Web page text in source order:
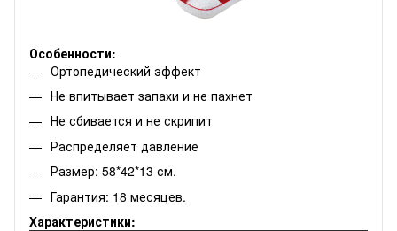
Особенности:
Ортопедический эффект
Не впитывает запахи и не пахнет
Не сбивается и не скрипит
Распределяет давление
Размер: 58*42*13 см.
Гарантия: 18 месяцев.
Характеристики: